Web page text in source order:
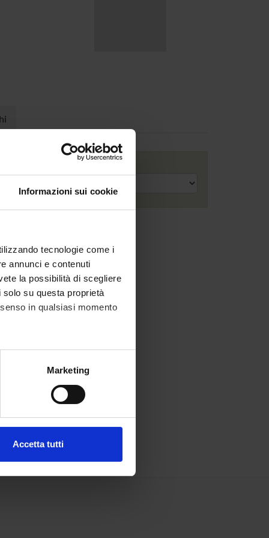
Informazioni sui cookie
tecnologie come i
annunci e contenuti
la possibilità di scegliere
su questa proprietà
in qualsiasi momento
metro,Marketing
Accetta tutti
Anno accademico